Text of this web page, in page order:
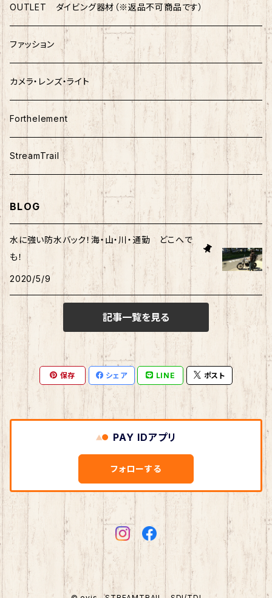
OUTLET ダイビング器材（※返品不可商品です）
ファッション
カメラ・レンズ・ライト
Forthelement
StreamTrail
BLOG
水に強い防水バック！海・山・川・通勤 どこへで
も！
2020/5/9
記事一覧を見る
保存 シェア LINE ポスト
PAY IDアプリ
フォローする